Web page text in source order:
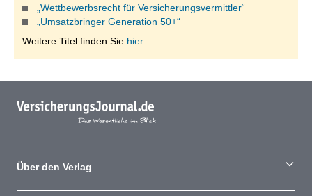
„Wettbewerbsrecht für Versicherungsvermittler“
„Umsatzbringer Generation 50+“
Weitere Titel finden Sie hier.
Über den Verlag